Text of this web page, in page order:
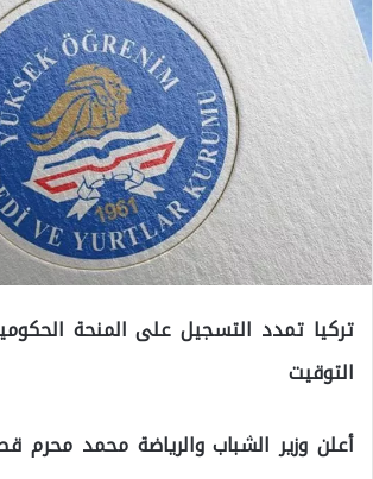
التوقيت
أعلن وزير الشباب والرياضة محمد محرم